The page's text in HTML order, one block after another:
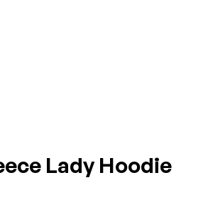
Lady Hoodie